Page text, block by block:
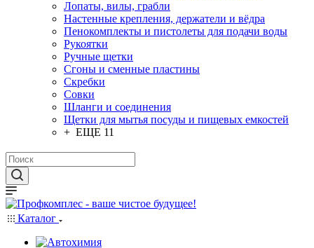
Лопаты, вилы, грабли
Настенные крепления, держатели и вёдра
Пенокомплекты и пистолеты для подачи воды
Рукоятки
Ручные щетки
Сгоны и сменные пластины
Скребки
Совки
Шланги и соединения
Щетки для мытья посуды и пищевых емкостей
+ ЕЩЕ 11
Каталог